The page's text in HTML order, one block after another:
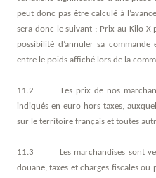
peut donc pas être calculé à
sera donc le suivant : Prix au Kilo X
possibilité d’annuler sa
entre le poids affiché lors de la
11.2 Les prix de nos
indiqués en euro hors taxes,
sur le territoire français et toutes
11.3 Les marchandises sont
douane, taxes et charges fiscales ou